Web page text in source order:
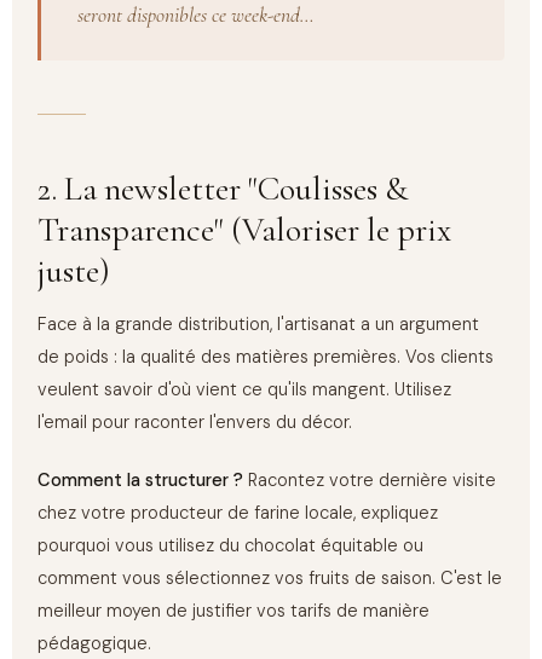
seront disponibles ce week-end…
2. La newsletter "Coulisses &
Transparence" (Valoriser le prix
juste)
Face à la grande distribution, l'artisanat a un argument
de poids : la qualité des matières premières. Vos clients
veulent savoir d'où vient ce qu'ils mangent. Utilisez
l'email pour raconter l'envers du décor.
Comment la structurer ? Racontez votre dernière visite
chez votre producteur de farine locale, expliquez
pourquoi vous utilisez du chocolat équitable ou
comment vous sélectionnez vos fruits de saison. C'est le
meilleur moyen de justifier vos tarifs de manière
pédagogique.